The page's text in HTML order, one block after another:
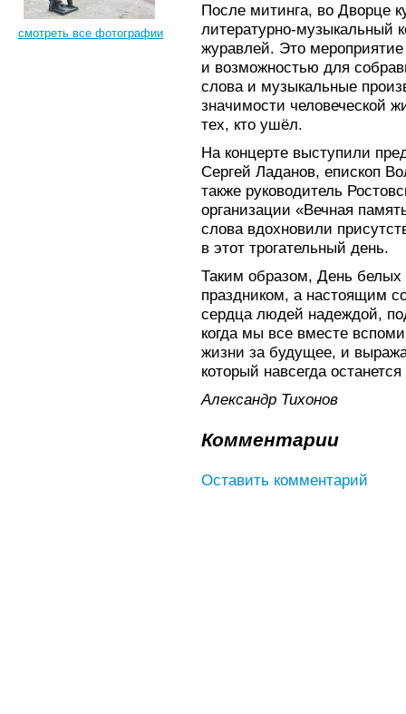
смотреть все фотографии
После митинга, во Дворце
литературно-музыкальный
журавлей. Это
и возможностью для
слова и музыкальные
значимости человеческой
тех, кто ушёл.
На концерте выступили
Сергей Ладанов, епископ
также руководитель
организации «Вечная
слова вдохновили
в этот трогательный день.
Таким образом, День белых
праздником, а настоящим
сердца людей надеждой,
когда мы все вместе
жизни за будущее, и
который навсегда
Александр Тихонов
Комментарии
Оставить комментарий